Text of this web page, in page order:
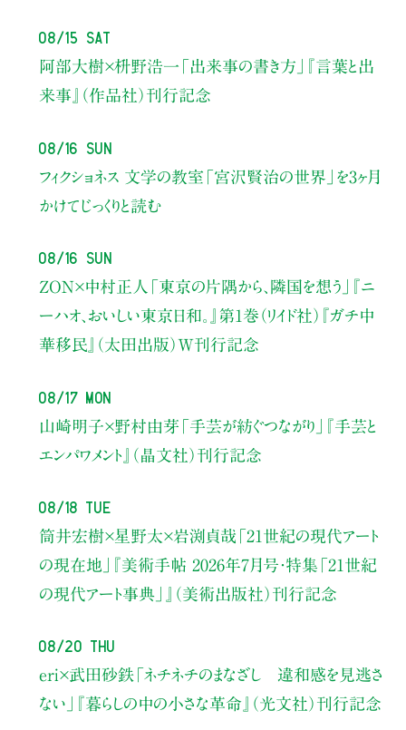
08/15 Sat
阿部大樹×枡野浩一 「出来事の書き方」
『言葉と出
来事』（作品社）刊行記念
08/16 Sun
フィクショネス 文学の教室 「宮沢賢治の世界」を3ヶ月
かけてじっくりと読む
08/16 Sun
ZON×中村正人 「東京の片隅から、隣国を想う」
『ニ
ーハオ、おいしい東京日和。』第1巻（リイド社） 『ガチ中
華移民』（太田出版）W刊行記念
08/17 Mon
山崎明子×野村由芽 「手芸が紡ぐつながり」
『手芸と
エンパワメント』（晶文社）刊行記念
08/18 Tue
筒井宏樹×星野太×岩渕貞哉 「21世紀の現代アート
の現在地」
『美術手帖 2026年7月号・特集「21世紀
の現代アート事典」』（美術出版社）刊行記念
08/20 Thu
eri×武田砂鉄「ネチネチのまなざし 違和感を見逃さ
ない」
『暮らしの中の小さな革命』（光文社）刊行記念